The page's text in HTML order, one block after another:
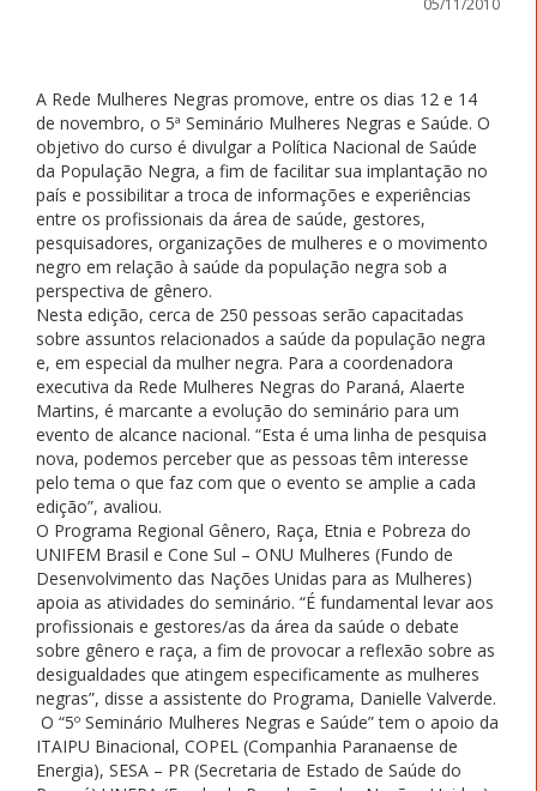
A Rede Mulheres Negras promove, entre os dias 12 e 14
de novembro, o 5ª Seminário Mulheres Negras e Saúde. O
objetivo do curso é divulgar a Política Nacional de Saúde
da População Negra, a fim de facilitar sua implantação no
país e possibilitar a troca de informações e experiências
entre os profissionais da área de saúde, gestores,
pesquisadores, organizações de mulheres e o movimento
negro em relação à saúde da população negra sob a
perspectiva de gênero.
Nesta edição, cerca de 250 pessoas serão capacitadas
sobre assuntos relacionados a saúde da população negra
e, em especial da mulher negra. Para a coordenadora
executiva da Rede Mulheres Negras do Paraná, Alaerte
Martins, é marcante a evolução do seminário para um
evento de alcance nacional. “Esta é uma linha de pesquisa
nova, podemos perceber que as pessoas têm interesse
pelo tema o que faz com que o evento se amplie a cada
edição”, avaliou.
O Programa Regional Gênero, Raça, Etnia e Pobreza do
UNIFEM Brasil e Cone Sul – ONU Mulheres (Fundo de
Desenvolvimento das Nações Unidas para as Mulheres)
apoia as atividades do seminário. “É fundamental levar aos
profissionais e gestores/as da área da saúde o debate
sobre gênero e raça, a fim de provocar a reflexão sobre as
desigualdades que atingem especificamente as mulheres
negras”, disse a assistente do Programa, Danielle Valverde.
O “5º Seminário Mulheres Negras e Saúde” tem o apoio da
ITAIPU Binacional, COPEL (Companhia Paranaense de
Energia), SESA – PR (Secretaria de Estado de Saúde do